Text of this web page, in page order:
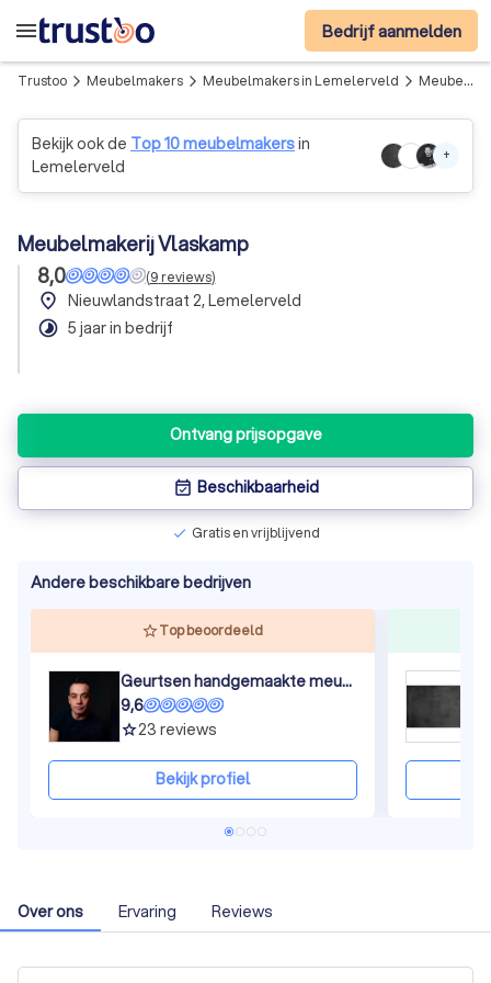
menu Bedrijf aanmelden
Trustoo arrow_forward_ios Meubelmakers arrow_forward_ios Meubelmakers in Lemelerveld arrow_forward_ios Meubelmakerij Vlaskamp
Bekijk ook de Top 10 meubelmakersin
Lemelerveld
+
Meubelmakerij Vlaskamp
8,0
(9reviews)
place Nieuwlandstraat 2, Lemelerveld
timelapse 5 jaar in bedrijf
Ontvang prijsopgave
event_available Beschikbaarheid
check Gratis en vrijblijvend
Andere beschikbare bedrijven
Top beoordeeld
Geurtsen handgemaakte meubels en keukens
9,6
grade23 reviews
Bekijk profiel
Over ons Ervaring Reviews